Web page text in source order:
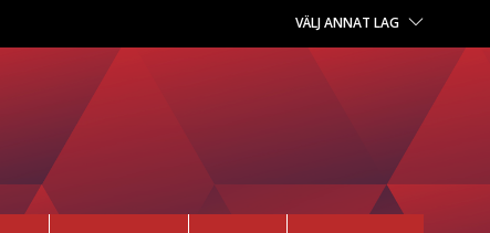
VÄLJ ANNAT LAG